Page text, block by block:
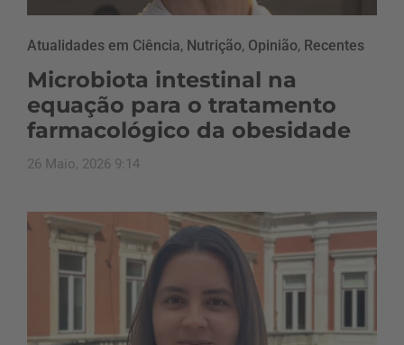
Atualidades em Ciência, Nutrição, Opinião, Recentes
Microbiota intestinal na
equação para o tratamento
farmacológico da obesidade
26 Maio, 2026 9:14